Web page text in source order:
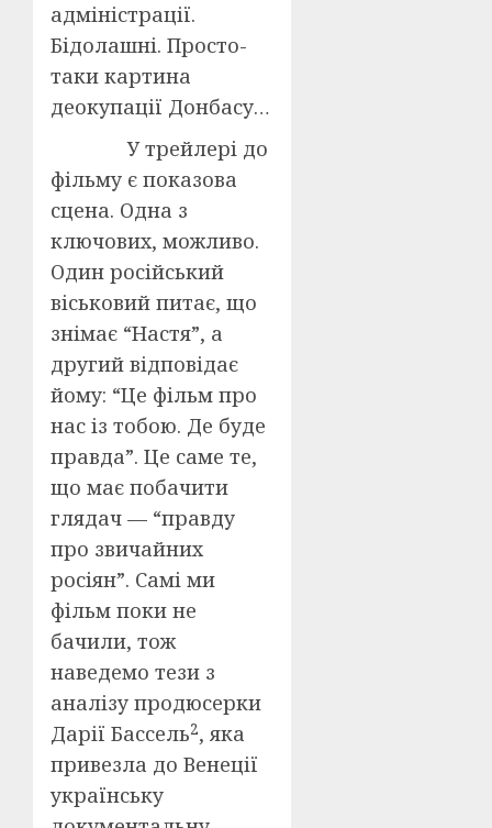
адміністрації.
Бідолашні. Просто-
таки картина
деокупації Донбасу…
У трейлері до
фільму є показова
сцена. Одна з
ключових, можливо.
Один російський
віськовий питає, що
знімає “Настя”, а
другий відповідає
йому: “Це фільм про
нас із тобою. Де буде
правда”. Це саме те,
що має побачити
глядач — “правду
про звичайних
росіян”. Самі ми
фільм поки не
бачили, тож
наведемо тези з
аналізу продюсерки
Дарії Бассель2, яка
привезла до Венеції
українську